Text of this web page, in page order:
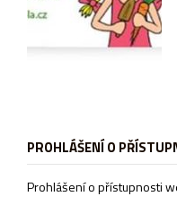
PROHLÁŠENÍ O
Prohlášení o přístupnosti